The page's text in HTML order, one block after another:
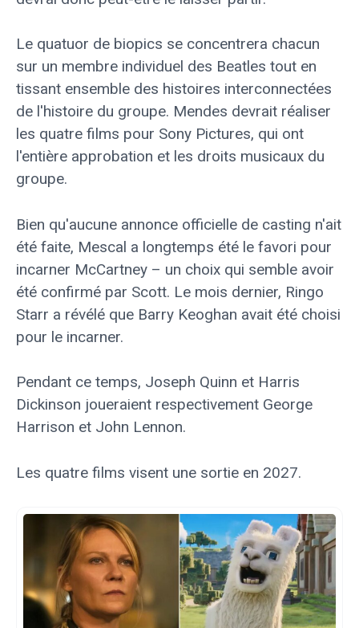
Le quatuor de biopics se concentrera chacun
sur un membre individuel des Beatles tout en
tissant ensemble des histoires interconnectées
de l'histoire du groupe. Mendes devrait réaliser
les quatre films pour Sony Pictures, qui ont
l'entière approbation et les droits musicaux du
groupe.
Bien qu'aucune annonce officielle de casting n'ait
été faite, Mescal a longtemps été le favori pour
incarner McCartney – un choix qui semble avoir
été confirmé par Scott. Le mois dernier, Ringo
Starr a révélé que Barry Keoghan avait été choisi
pour le incarner.
Pendant ce temps, Joseph Quinn et Harris
Dickinson joueraient respectivement George
Harrison et John Lennon.
Les quatre films visent une sortie en 2027.